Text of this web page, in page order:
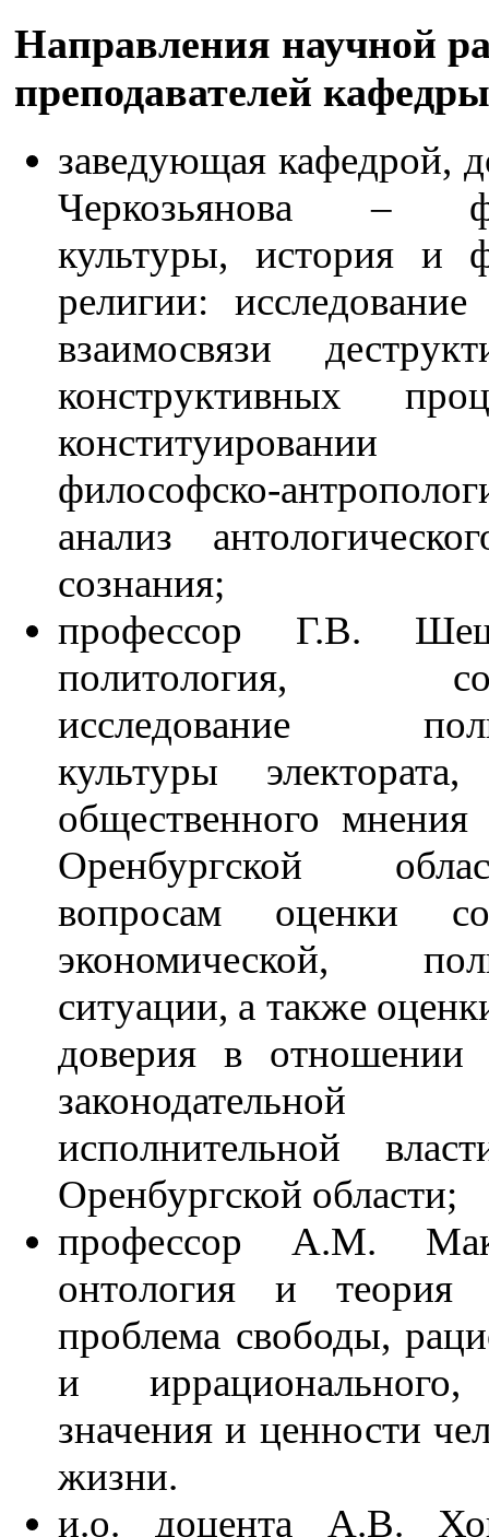
Направления научной
преподавателей кафедры
заведующая кафедрой,
Черкозьянова –
культуры, история и
религии:
взаимосвязи
конструктивных
философско-
анализ
сознания;
профессор Г.В.
политология,
исследование
культуры
общественного мнения
Оренбургской
вопросам оценки
экономической,
ситуации, а также
доверия в отношении
исполнительной
Оренбургской области;
профессор А.М.
онтология и теория
проблема свободы,
и
значения и ценности
жизни.
и.о. доцента А.В.